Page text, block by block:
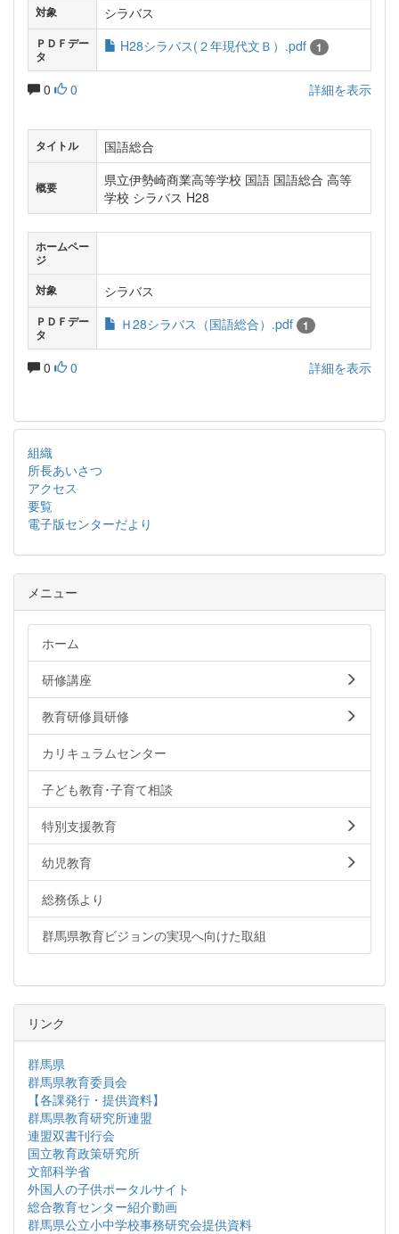
対象
シラバス
ＰＤＦデー
タ
H28シラバス(２年現代文Ｂ）.pdf 1
0 0 詳細を表示
タイトル 国語総合
概要
県立伊勢崎商業高等学校 国語 国語総合 高等
学校 シラバス H28
ホームペー
ジ
対象
シラバス
ＰＤＦデー
タ
Ｈ28シラバス（国語総合）.pdf 1
0 0 詳細を表示
組織
所長あいさつ
アクセス
要覧
電子版センターだより
メニュー
ホーム
研修講座
教育研修員研修
カリキュラムセンター
子ども教育･子育て相談
特別支援教育
幼児教育
総務係より
群馬県教育ビジョンの実現へ向けた取組
リンク
群馬県
群馬県教育委員会
【各課発行・提供資料】
群馬県教育研究所連盟
連盟双書刊行会
国立教育政策研究所
文部科学省
外国人の子供ポータルサイト
総合教育センター紹介動画
群馬県公立小中学校事務研究会提供資料